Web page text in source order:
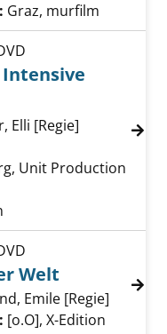
Graz, murfilm
Bodyshaping Intensive
Elli [Regie] Suche
Unit Production
Schulen dieser Welt
Welt
Emile [Regie]
[o.O], X-Edition